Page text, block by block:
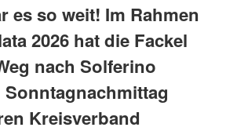
es so weit! Im Rahmen
2026 hat die Fackel
nach Solferino
Sonntagnachmittag
Kreisverband